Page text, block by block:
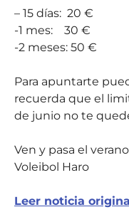
– 15 días: 20 €
-1 mes: 30 €
-2 meses: 50 €
Para apuntarte
recuerda que el
de junio no te
Ven y pasa el
Voleibol Haro
Leer noticia